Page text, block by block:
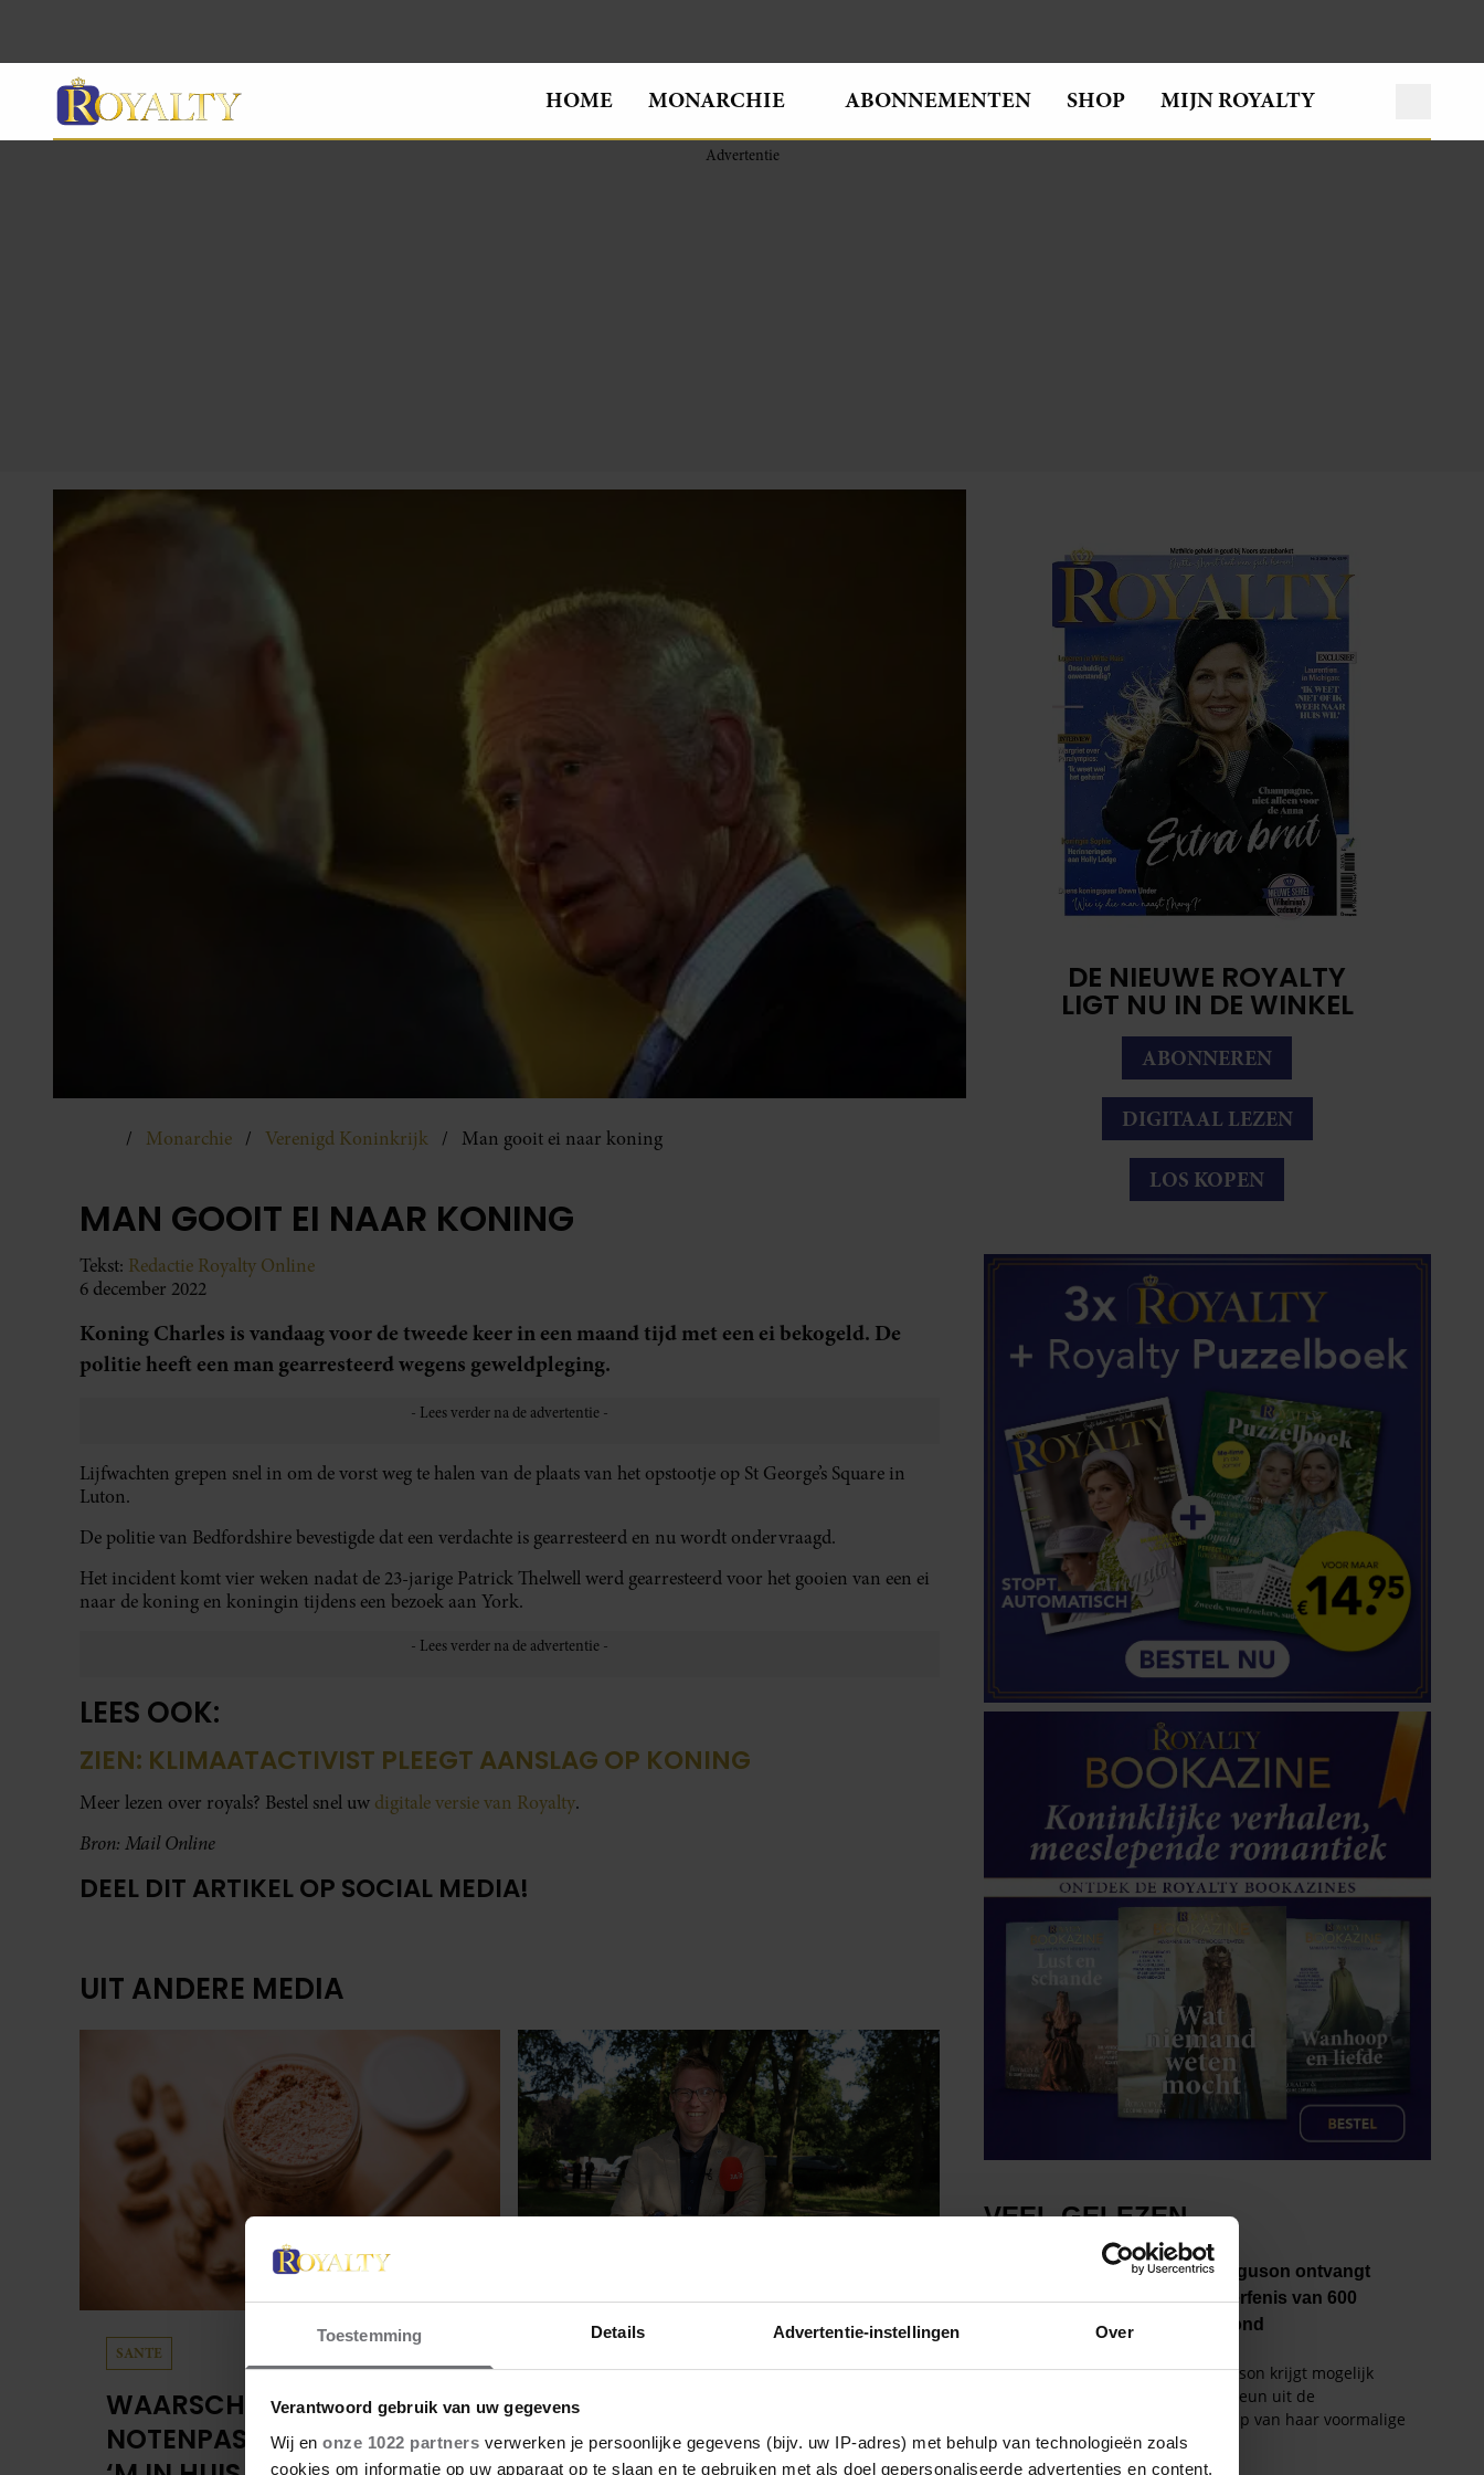
Toestemming Details Advertentie-instellingen Over
Verantwoord gebruik van uw gegevens
Wij en onze 1022 partners verwerken je persoonlijke gegevens (bijv. uw IP-adres) met behulp van technologieën zoals
cookies om informatie op uw apparaat op te slaan en te gebruiken met als doel gepersonaliseerde advertenties en content,
HOME MONARCHIE ABONNEMENTEN SHOP MIJN ROYALTY
Monarchie Verenigd Koninkrijk Man gooit ei naar koning
MAN GOOIT EI NAAR KONING
Tekst: Redactie Royalty Online
6 december 2022
Koning Charles is vandaag voor de tweede keer in een maand tijd met een ei bekogeld. De
politie heeft een man gearresteerd wegens geweldpleging.
Lijfwachten grepen snel in om de vorst weg te halen van de plaats van het opstootje op St George’s Square in
Luton.
De politie van Bedfordshire bevestigde dat een verdachte is gearresteerd en nu wordt ondervraagd.
Het incident komt vier weken nadat de 23-jarige Patrick Thelwell werd gearresteerd voor het gooien van een ei
naar de koning en koningin tijdens een bezoek aan York.
LEES OOK:
ZIEN: KLIMAATACTIVIST PLEEGT AANSLAG OP KONING
Meer lezen over royals? Bestel snel uw digitale versie van Royalty.
Bron: Mail Online
DEEL DIT ARTIKEL OP SOCIAL MEDIA!
UIT ANDERE MEDIA
SANTE
WAARSCHUWING: EET DEZE
NOTENPASTA NIET ALS JE
JAÏR FERWERDA
OPENHARTIG OVER ZIJN
DE NIEUWE ROYALTY
LIGT NU IN DE WINKEL
ABONNEREN
DIGITAAL LEZEN
LOS KOPEN